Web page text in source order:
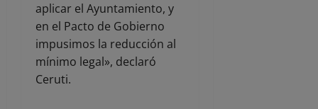
aplicar el Ayuntamiento, y
en el Pacto de Gobierno
impusimos la reducción al
mínimo legal», declaró
Ceruti.